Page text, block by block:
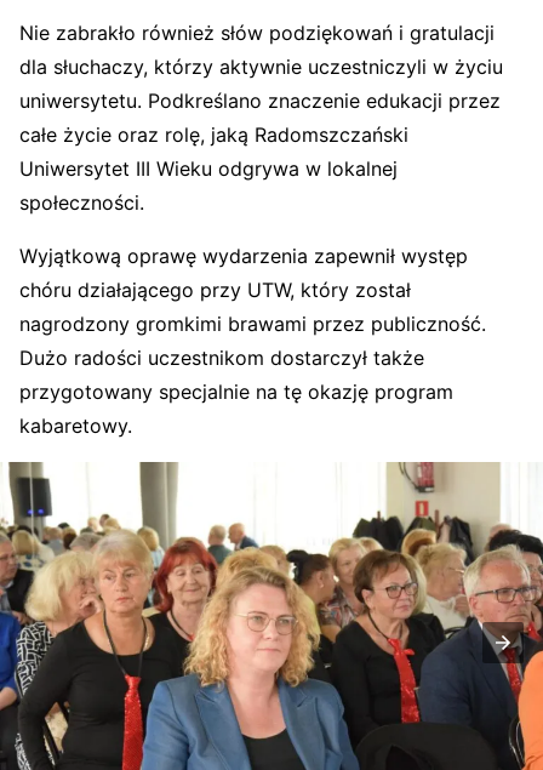
Nie zabrakło również słów podziękowań i gratulacji
dla słuchaczy, którzy aktywnie uczestniczyli w życiu
uniwersytetu. Podkreślano znaczenie edukacji przez
całe życie oraz rolę, jaką Radomszczański
Uniwersytet III Wieku odgrywa w lokalnej
społeczności.
Wyjątkową oprawę wydarzenia zapewnił występ
chóru działającego przy UTW, który został
nagrodzony gromkimi brawami przez publiczność.
Dużo radości uczestnikom dostarczył także
przygotowany specjalnie na tę okazję program
kabaretowy.